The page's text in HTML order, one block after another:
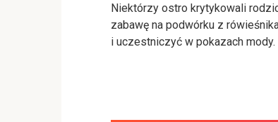
Niektórzy ostro krytykowali
zabawę na podwórku z
i uczestniczyć w pokazach mody.